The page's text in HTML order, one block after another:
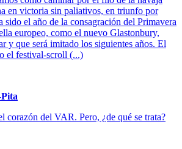
en victoria sin paliativos, en triunfo por
sido el año de la consagración del Primavera
europeo, como el nuevo Glastonbury,
y que será imitado los siguientes años. El
el festival-scroll (...)
corazón del VAR. Pero, ¿de qué se trata?